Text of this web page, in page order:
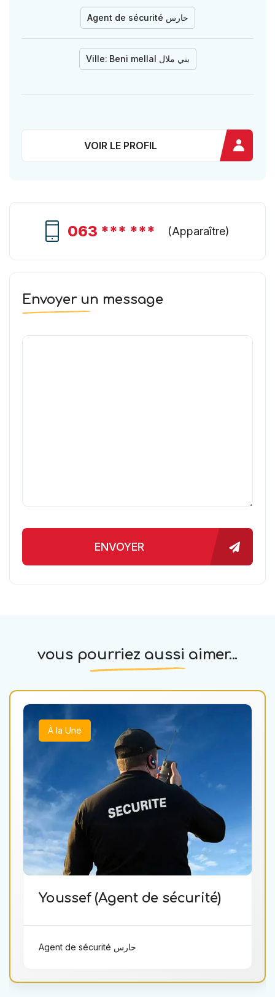
Agent de sécurité حارس
Ville: Beni mellal بني ملال
VOIR LE PROFIL
063 *** *** (Apparaître)
Envoyer un message
ENVOYER
vous pourriez aussi aimer...
À la Une
Youssef (Agent de sécurité)
Agent de sécurité حارس